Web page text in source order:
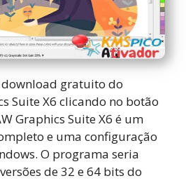
gratuito do
Suite X6 clicando no botão
Graphics Suite X6 é um
e uma configuração
O programa seria
de 32 e 64 bits do